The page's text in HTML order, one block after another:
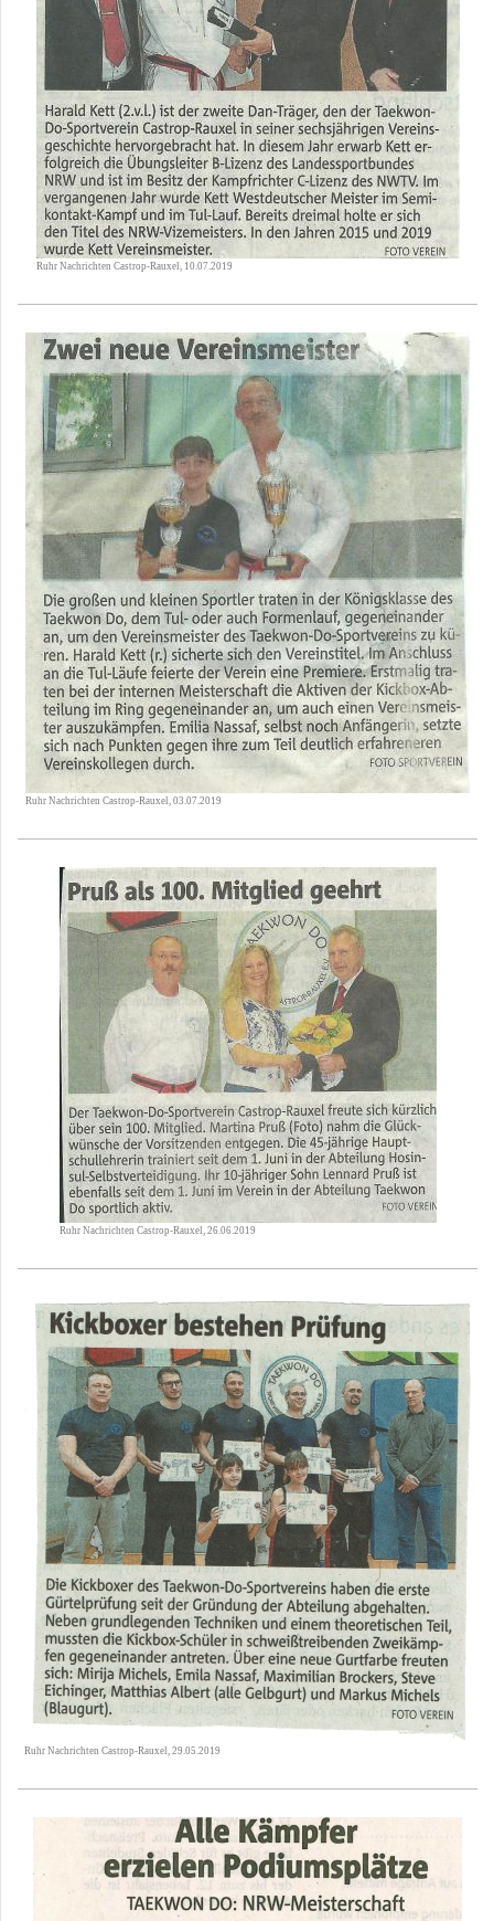
Ruhr Nachrichten Castrop-Rauxel, 10.07.2019
Ruhr Nachrichten Castrop-Rauxel, 03.07.2019
Ruhr Nachrichten Castrop-Rauxel, 26.06.2019
Ruhr Nachrichten Castrop-Rauxel, 29.05.2019